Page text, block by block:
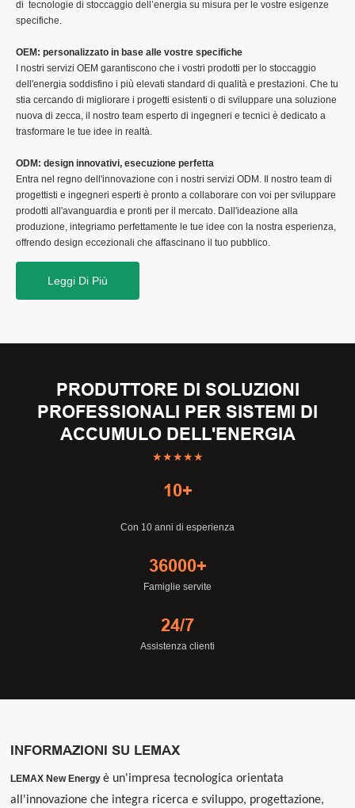
di tecnologie di stoccaggio dell’energia su misura per le vostre esigenze
specifiche.
OEM: personalizzato in base alle vostre specifiche
I nostri servizi OEM garantiscono che i vostri prodotti per lo stoccaggio
dell'energia soddisfino i più elevati standard di qualità e prestazioni. Che tu
stia cercando di migliorare i progetti esistenti o di sviluppare una soluzione
nuova di zecca, il nostro team esperto di ingegneri e tecnici è dedicato a
trasformare le tue idee in realtà.
ODM: design innovativi, esecuzione perfetta
Entra nel regno dell'innovazione con i nostri servizi ODM. Il nostro team di
progettisti e ingegneri esperti è pronto a collaborare con voi per sviluppare
prodotti all'avanguardia e pronti per il mercato. Dall'ideazione alla
produzione, integriamo perfettamente le tue idee con la nostra esperienza,
offrendo design eccezionali che affascinano il tuo pubblico.
Leggi Di Più
PRODUTTORE DI SOLUZIONI
PROFESSIONALI PER SISTEMI DI
ACCUMULO DELL'ENERGIA
★★★★★
10+
Con 10 anni di esperienza
36000+
Famiglie servite
24/7
Assistenza clienti
INFORMAZIONI SU LEMAX
LEMAX New Energy è un'impresa tecnologica orientata
all'innovazione che integra ricerca e sviluppo, progettazione,